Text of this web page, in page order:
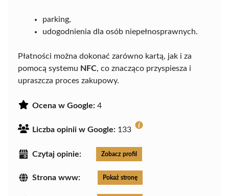
parking,
udogodnienia dla osób niepełnosprawnych.
Płatności można dokonać zarówno kartą, jak i za
pomocą systemu NFC, co znacząco przyspiesza i
upraszcza proces zakupowy.
Ocena w Google: 4
Liczba opinii w Google: 133
Czytaj opinie: Zobacz profil
Strona www: Pokaż stronę